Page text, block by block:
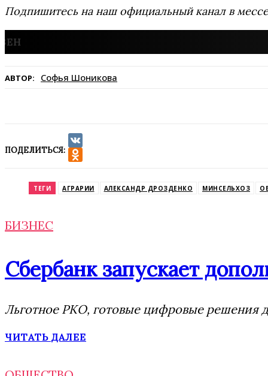
Подпишитесь на наш официальный канал в
АВТОР: Софья Шоникова
ПОДЕЛИТЬСЯ:
VK
ТЕГИ АГРАРИИ АЛЕКСАНДР ДРОЗДЕНКО МИНСЕЛЬХОЗ
БИЗНЕС
Сбербанк запускает
Льготное РКО, готовые цифровые решения
ЧИТАТЬ ДАЛЕЕ